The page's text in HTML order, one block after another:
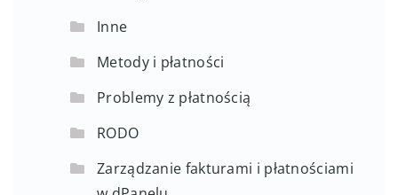
Inne
Metody i płatności
Problemy z płatnością
RODO
Zarządzanie fakturami i płatnościami